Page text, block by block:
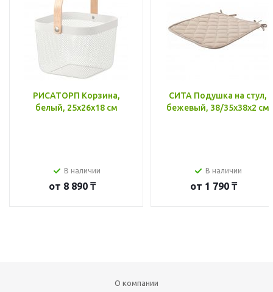
РИСАТОРП Корзина,
белый, 25x26x18 см
В наличии
от 8 890 ₸
СИТА Подушка на стул,
бежевый, 38/35x38x2 см
В наличии
от 1 790 ₸
О компании